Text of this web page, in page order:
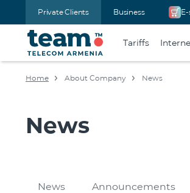
Private Clients Business
Tariffs
Home About Company News
News
News Announcements